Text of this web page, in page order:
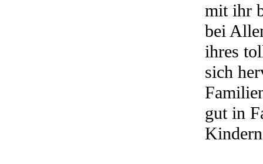
mit ihr
bei
ihres
sich
gut in